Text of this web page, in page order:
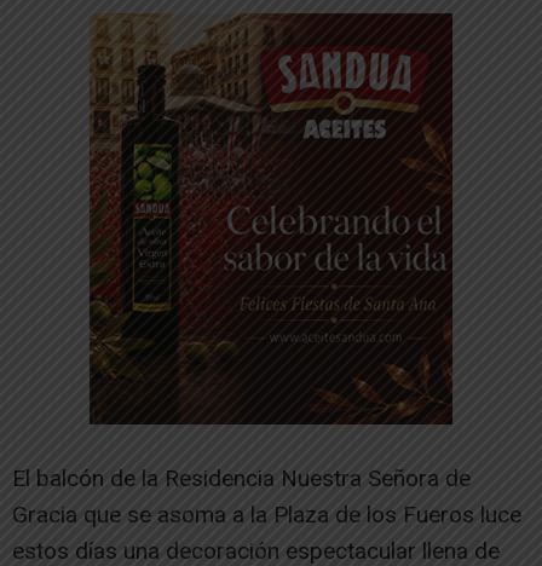
El balcón de la Residencia Nuestra Señora de
Gracia que se asoma a la Plaza de los Fueros luce
estos días una decoración espectacular llena de